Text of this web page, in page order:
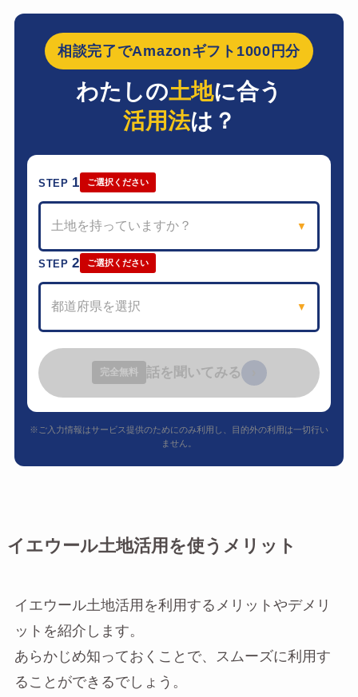
相談完了でAmazonギフト1000円分
わたしの土地に合う
活用法は？
STEP 1 ご選択ください
土地を持っていますか？ ▼
STEP2 ご選択ください
都道府県を選択 ▼
完全無料 話を聞いてみる
※ご入力情報はサービス提供のためにのみ利用し、目的外の利用は一切行い
ません。
イエウール土地活用を使うメリット
イエウール土地活用を利用するメリットやデメリ
ットを紹介します。
あらかじめ知っておくことで、スムーズに利用す
ることができるでしょう。